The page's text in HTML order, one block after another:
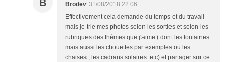
B Brodev 31/08/2018 22:06
Effectivement cela demande du temps et du travail
mais je trie mes photos selon les sorties et selon les
rubriques des thèmes que j'aime ( dont les fontaines
mais aussi les chouettes par exemples ou les
chaises , les cadrans solaires..etc) et partager sur ce